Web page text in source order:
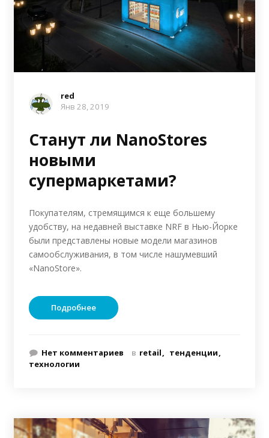
red
Янв 28, 2019
Станут ли NanoStores
новыми
супермаркетами?
Покупателям, стремящимся к еще большему
удобству, на недавней выставке NRF в Нью-Йорке
были представлены новые модели магазинов
самообслуживания, в том числе нашумевший
«NanoStore».
Подробнее
Нет комментариев в retail
тенденции
технологии